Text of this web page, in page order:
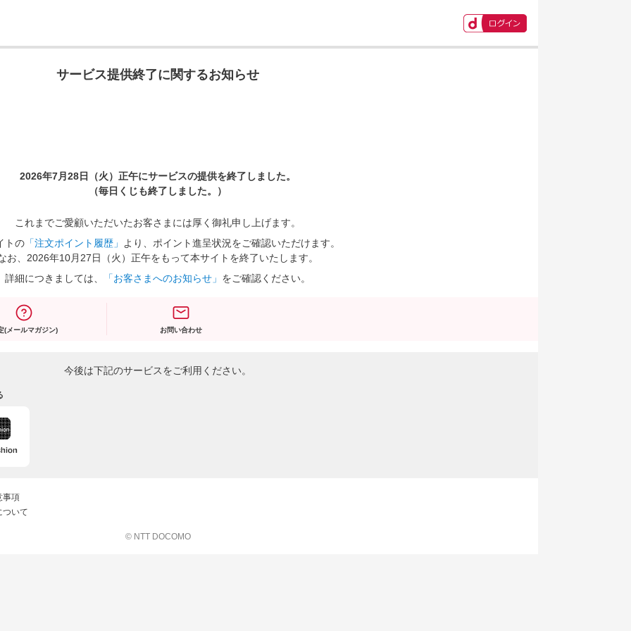
サービス提供終了に関するお知らせ
2026年7月28日（火）正午にサービスの提供を終了しました。
（毎日くじも終了しました。）
これまでご愛顧いただいたお客さまには厚く御礼申し上げます。
トの 「注文ポイント履歴」
より、ポイント進呈状況をご確認いただけます。
お、2026年10月27日（火）正午をもって本サイトを終了いたします。
詳細につきましては、
「お客さまへのお知らせ」 をご確認ください。
(メールマガジン) お問い合わせ
今後は下記のサービスをご利用ください。
事項
ついて
© NTT DOCOMO